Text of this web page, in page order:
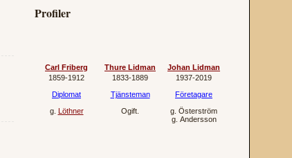
Profiler
Carl Friberg
1859‐1912
Diplomat
g. Löthner
Thure Lidman
1833‐1889
Tjänsteman
Ogift.
Johan Lidman
1937‐2019
Företagare
g. Österström
g. Andersson